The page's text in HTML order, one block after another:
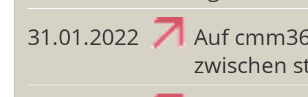
31.01.2022
Auf
zwischen